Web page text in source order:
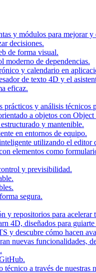
y módulos para mejorar
decisiones.
de forma visual.
moderno de dependencias.
y calendario en
de texto 4D y el
eficaz.
y análisis técnicos
a objetos con
y mantenible.
en entornos de equipo.
utilizando el editor
elementos como
y previsibilidad.
segura.
y repositorios para acelerar
4D, diseñados para
y descubre cómo hacen
nuevas funcionalidades,
a través de nuestras